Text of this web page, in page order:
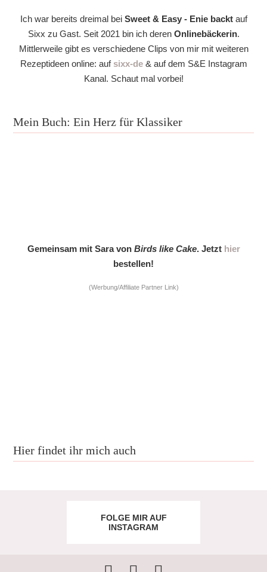
Ich war bereits dreimal bei Sweet & Easy - Enie backtauf
Sixx zu Gast. Seit 2021 bin ich deren Onlinebäckerin.
Mittlerweile gibt es verschiedene Clips von mir mit weiteren
Rezeptideen online: auf sixx-de& auf dem S&E Instagram
Kanal. Schaut mal vorbei!
Mein Buch: Ein Herz für Klassiker
Gemeinsam mit Sara von Birds like Cake. Jetzt hier
bestellen!
(Werbung/Affiliate Partner Link)
Hier findet ihr mich auch
FOLGE MIR AUF
INSTAGRAM